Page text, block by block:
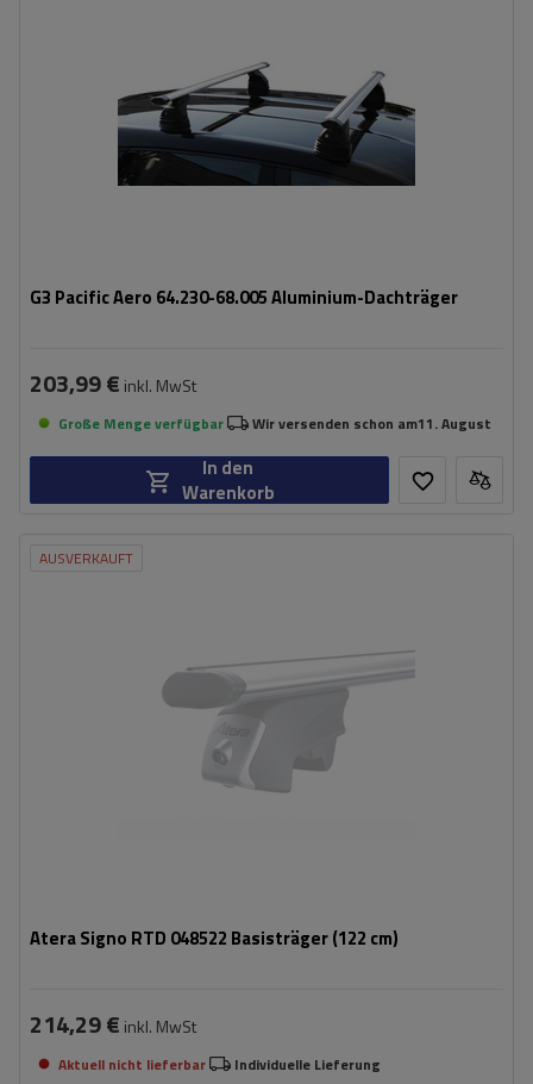
G3 Pacific Aero 64.230-68.005 Aluminium-Dachträger
203,99 € inkl. MwSt
Große Menge verfügbar Wir versenden schon am11. August
In den
Warenkorb
AUSVERKAUFT
Atera Signo RTD 048522 Basisträger (122 cm)
214,29 € inkl. MwSt
Aktuell nicht lieferbar Individuelle Lieferung